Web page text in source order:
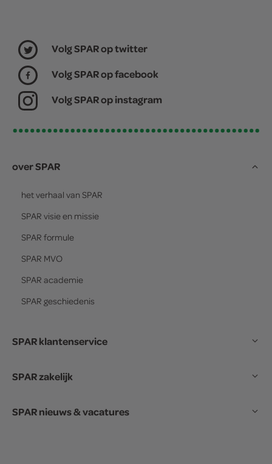
Volg SPAR op twitter
Volg SPAR op facebook
Volg SPAR op instagram
over SPAR
het verhaal van SPAR
SPAR visie en missie
SPAR formule
SPAR MVO
SPAR academie
SPAR geschiedenis
SPAR klantenservice
SPAR zakelijk
SPAR nieuws & vacatures